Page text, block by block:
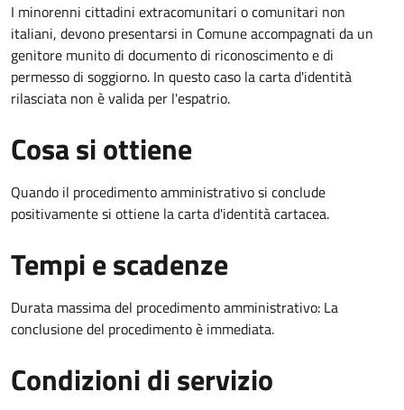
I minorenni cittadini extracomunitari o comunitari non
italiani, devono presentarsi in Comune accompagnati da un
genitore munito di documento di riconoscimento e di
permesso di soggiorno. In questo caso la carta d'identità
rilasciata non è valida per l'espatrio.
Cosa si ottiene
Quando il procedimento amministrativo si conclude
positivamente si ottiene la carta d'identità cartacea.
Tempi e scadenze
Durata massima del procedimento amministrativo: La
conclusione del procedimento è immediata.
Condizioni di servizio